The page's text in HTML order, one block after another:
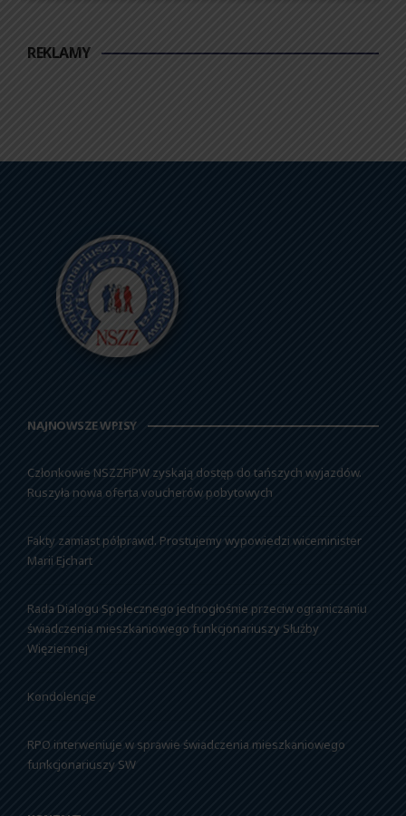
REKLAMY
NAJNOWSZE WPISY
Członkowie NSZZFiPW zyskają dostęp do tańszych wyjazdów.
Ruszyła nowa oferta voucherów pobytowych
Fakty zamiast półprawd. Prostujemy wypowiedzi wiceminister
Marii Ejchart
Rada Dialogu Społecznego jednogłośnie przeciw ograniczaniu
świadczenia mieszkaniowego funkcjonariuszy Służby
Więziennej
Kondolencje
RPO interweniuje w sprawie świadczenia mieszkaniowego
funkcjonariuszy SW